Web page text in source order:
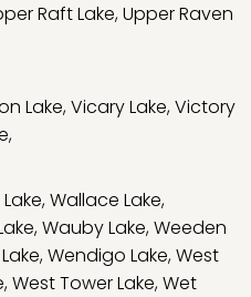
Raft Lake,Upper Raven
Lake,Vicary Lake,Victory
,
,Wallace Lake,
,Wauby Lake,Weeden
,Wendigo Lake,West
,West Tower Lake,Wet